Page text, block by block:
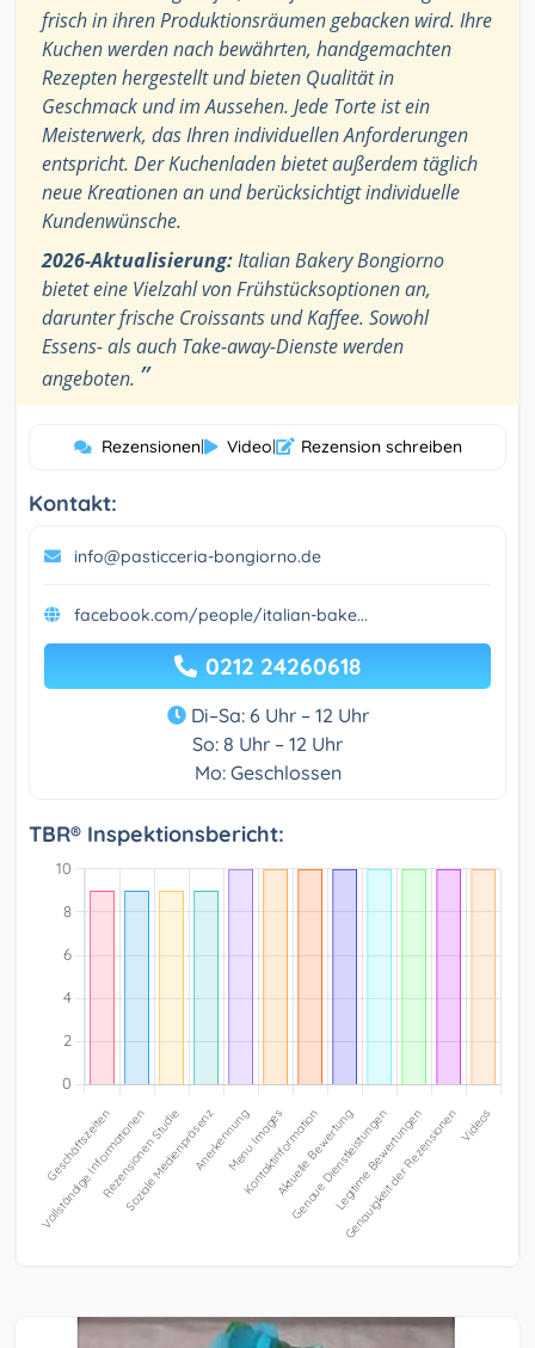
frisch in ihren Produktionsräumen gebacken wird. Ihre
Kuchen werden nach bewährten, handgemachten
Rezepten hergestellt und bieten Qualität in
Geschmack und im Aussehen. Jede Torte ist ein
Meisterwerk, das Ihren individuellen Anforderungen
entspricht. Der Kuchenladen bietet außerdem täglich
neue Kreationen an und berücksichtigt individuelle
Kundenwünsche.
2026-Aktualisierung:Italian Bakery Bongiorno
bietet eine Vielzahl von Frühstücksoptionen an,
darunter frische Croissants und Kaffee. Sowohl
Essens- als auch Take-away-Dienste werden
angeboten. ”
Rezensionen| Video| Rezension schreiben
Kontakt:
info@pasticceria-bongiorno.de
facebook.com/people/italian-bake...
0212 24260618
Di–Sa: 6 Uhr – 12 Uhr
So: 8 Uhr – 12 Uhr
Mo: Geschlossen
TBR® Inspektionsbericht: